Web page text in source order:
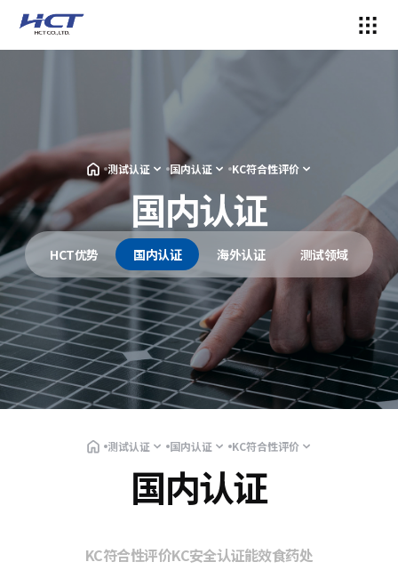
测试认证 国内认证 KC符合性评价
国内认证
HCT优势 国内认证 海外认证 测试领域
测试认证 国内认证 KC符合性评价
国内认证
KC符合性评价KC安全认证能效食药处